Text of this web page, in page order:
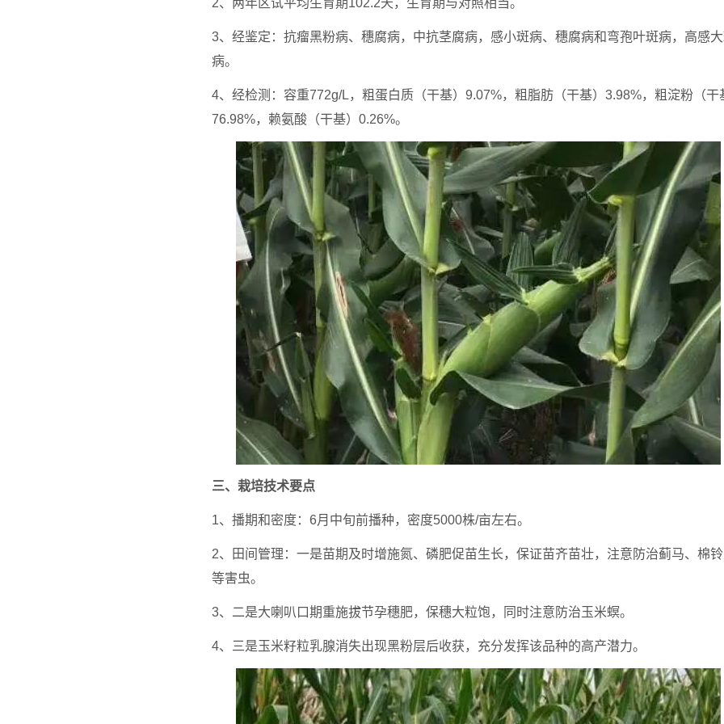
2、两年区试平均生育期102.2天，生育期与对照相当。
3、经鉴定：抗瘤黑粉病、穗腐病，中抗茎腐病，感小斑病、穗腐病和弯孢叶斑病，高感
病。
4、经检测：容重772g/L，粗蛋白质（干基）9.07%，粗脂肪（干基）3.98%，粗淀粉（干
76.98%，赖氨酸（干基）0.26%。
三、栽培技术要点
1、播期和密度：6月中旬前播种，密度5000株/亩左右。
2、田间管理：一是苗期及时增施氮、磷肥促苗生长，保证苗齐苗壮，注意防治蓟马、棉
等害虫。
3、二是大喇叭口期重施拔节孕穗肥，保穗大粒饱，同时注意防治玉米螟。
4、三是玉米籽粒乳腺消失出现黑粉层后收获，充分发挥该品种的高产潜力。